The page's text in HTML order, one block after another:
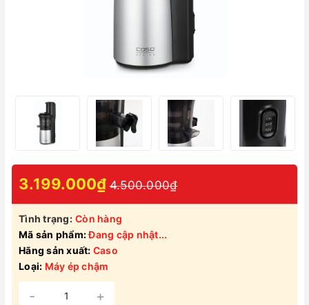
3.199.000₫ 4.500.000₫
Tình trạng: Còn hàng
Mã sản phẩm:Đang cập nhật...
Hãng sản xuất: Caso
Loại: Máy ép chậm
- +